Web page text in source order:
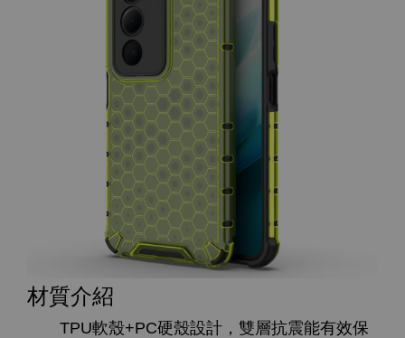
材質介紹
TPU軟殼+PC硬殼設計，雙層抗震能有效保